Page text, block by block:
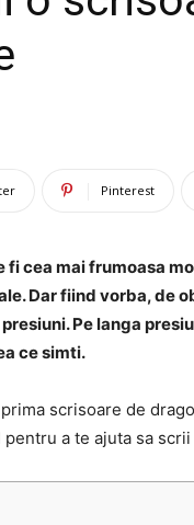
Pinterest
fi cea mai frumoasa
Dar fiind vorba, de
Pe langa
ce simti.
scrisoare de
a te ajuta sa